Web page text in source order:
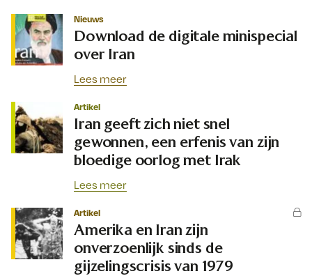
Nieuws
Download de digitale minispecial
over Iran
Lees meer
Artikel
Iran geeft zich niet snel
gewonnen, een erfenis van zijn
bloedige oorlog met Irak
Lees meer
Artikel
Amerika en Iran zijn
onverzoenlijk sinds de
gijzelingscrisis van 1979